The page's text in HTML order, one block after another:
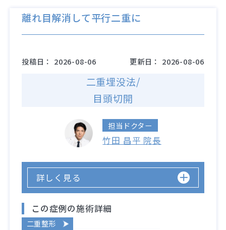
離れ目解消して平行二重に
投稿日： 2026-08-06 更新日： 2026-08-06
二重埋没法/
目頭切開
担当ドクター
竹田 昌平 院長
詳しく見る
この症例の施術詳細
二重整形